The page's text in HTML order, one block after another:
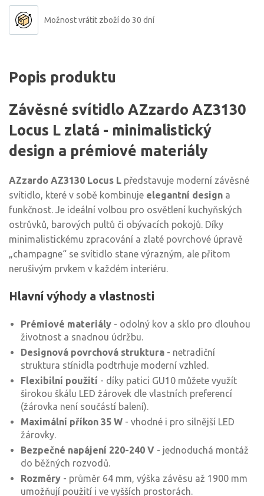
Možnost vrátit zboží do 30 dní
Popis produktu
Závěsné svítidlo AZzardo AZ3130
Locus L zlatá - minimalistický
design a prémiové materiály
AZzardo AZ3130 Locus L představuje moderní závěsné
svítidlo, které v sobě kombinuje elegantní design a
funkčnost. Je ideální volbou pro osvětlení kuchyňských
ostrůvků, barových pultů či obývacích pokojů. Díky
minimalistickému zpracování a zlaté povrchové úpravě
„champagne“ se svítidlo stane výrazným, ale přitom
nerušivým prvkem v každém interiéru.
Hlavní výhody a vlastnosti
Prémiové materiály - odolný kov a sklo pro dlouhou
životnost a snadnou údržbu.
Designová povrchová struktura - netradiční
struktura stínidla podtrhuje moderní vzhled.
Flexibilní použití - díky patici GU10 můžete využít
širokou škálu LED žárovek dle vlastních preferencí
(žárovka není součástí balení).
Maximální příkon 35 W - vhodné i pro silnější LED
žárovky.
Bezpečné napájení 220-240 V - jednoduchá montáž
do běžných rozvodů.
Rozměry - průměr 64 mm, výška závěsu až 1900 mm
umožňují použití i ve vyšších prostorách.